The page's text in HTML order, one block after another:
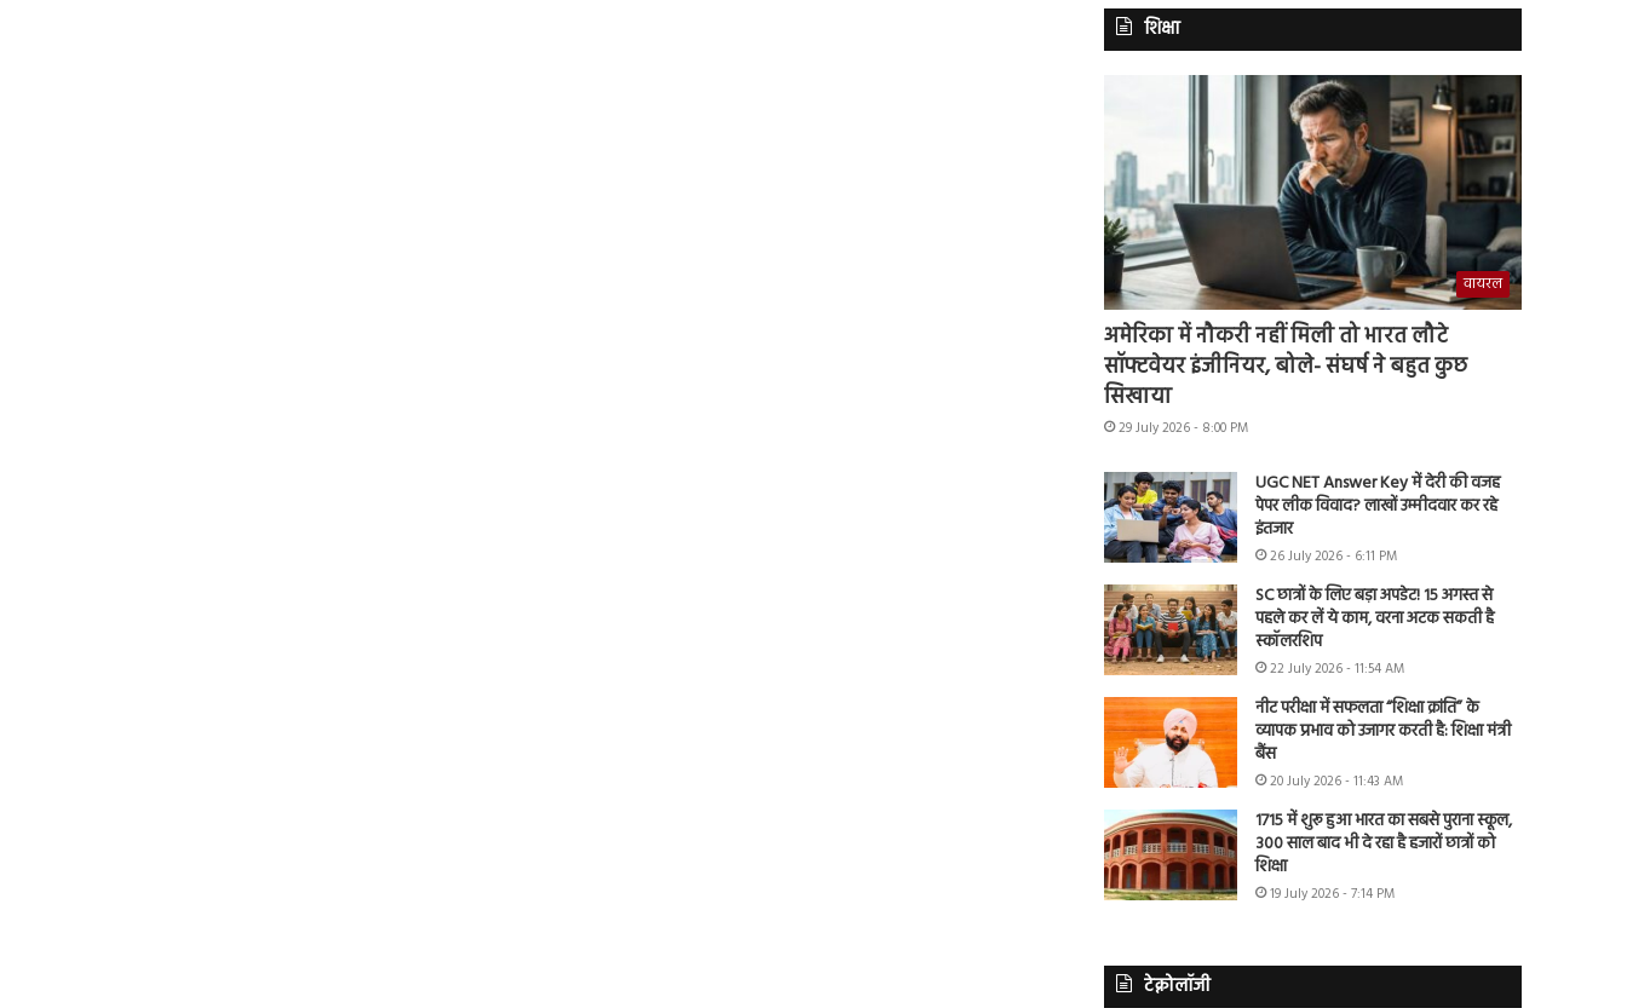
शिक्षा
वायरल
अमेरिका में नौकरी नहीं मिली तो भारत लौटे
सॉफ्टवेयर इंजीनियर, बोले- संघर्ष ने बहुत कुछ
सिखाया
29 July 2026 - 8:00 PM
UGC NET Answer Key में देरी की वजह
पेपर लीक विवाद? लाखों उम्मीदवार कर रहे
इंतजार
26 July 2026 - 6:11 PM
SC छात्रों के लिए बड़ा अपडेट! 15 अगस्त से
पहले कर लें ये काम, वरना अटक सकती है
स्कॉलरशिप
22 July 2026 - 11:54 AM
नीट परीक्षा में सफलता “शिक्षा क्रांति” के
व्यापक प्रभाव को उजागर करती है: शिक्षा मंत्री
बैंस
20 July 2026 - 11:43 AM
1715 में शुरू हुआ भारत का सबसे पुराना स्कूल,
300 साल बाद भी दे रहा है हजारों छात्रों को
शिक्षा
19 July 2026 - 7:14 PM
टेक्नोलॉजी